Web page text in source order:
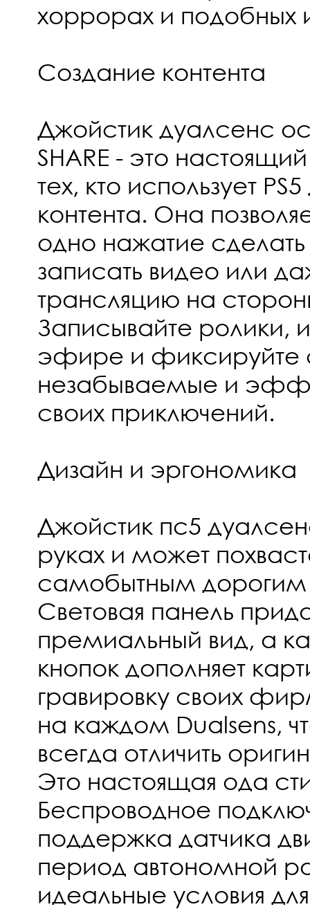
хоррорах и подобных
Создание контента
Джойстик дуалсенс
SHARE - это
тех, кто использует
контента. Она
одно нажатие
записать видео или
трансляцию на
Записывайте ролики,
эфире и
незабываемые и
своих приключений.
Дизайн и эргономика
Джойстик пс5
руках и может
самобытным
Световая панель
премиальный вид, а
кнопок дополняет
гравировку своих
на каждом Dualsens,
всегда отличить
Это настоящая ода
Беспроводное
поддержка датчика
период автономной
идеальные условия